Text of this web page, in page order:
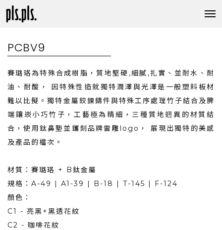
PCBV9
賽璐珞為特殊合成樹脂，質地堅硬,細膩,扎實、並耐水、耐
油、耐酸， 因特殊性造就獨特潤澤與光澤是一般塑料板材
難以比擬。獨特金屬鉸鍊鑄件與特殊工序處理竹子結合及脾
端鑲崁小巧竹子，工藝極為精細，三種質地迥異的材質結
合，使用鈦鼻墊並鑴刻品牌雷雕logo， 展現出獨特的美感
及產品的檔次。
材質：賽璐珞 + B鈦金屬
規格：A-49 | A1-39 | B-18 | T-145 | F-124
顏色：
C1 - 亮黑+黑透花紋
C2 - 咖啡花紋